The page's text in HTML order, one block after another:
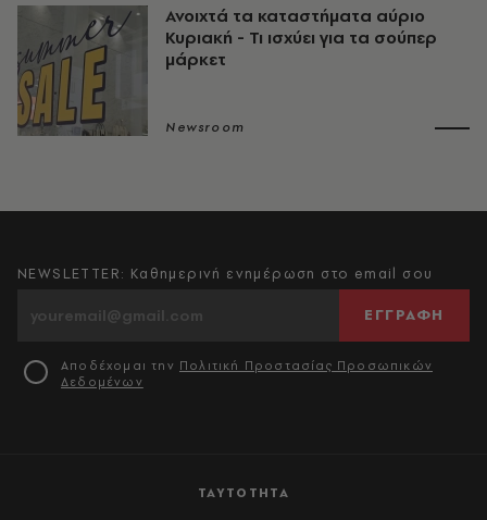
Ανοιχτά τα καταστήματα αύριο
Κυριακή - Τι ισχύει για τα σούπερ
μάρκετ
Newsroom
ΤΑΥΤΟΤΗΤΑ
NEWSLETTER: Καθημερινή ενημέρωση στο email σου
ΕΓΓΡΑΦΗ
Αποδέχομαι την Πολιτική Προστασίας Προσωπικών
Δεδομένων